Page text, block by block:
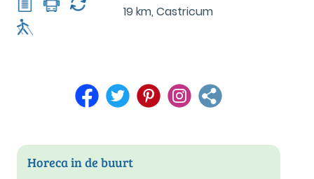
19 km,Castricum
Horeca in de buurt